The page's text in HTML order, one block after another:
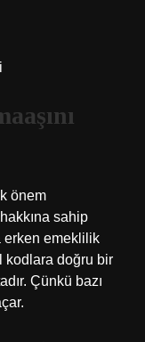
önem
sahip
erken emeklilik
kodlara doğru bir
Çünkü bazı